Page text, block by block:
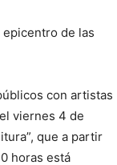
de las
con artistas
viernes 4 de
que a partir
horas está